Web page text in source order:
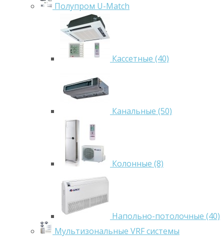
Полупром U-Match
Кассетные (40)
Канальные (50)
Колонные (8)
Напольно-потолочные (40)
Мультизональные VRF системы